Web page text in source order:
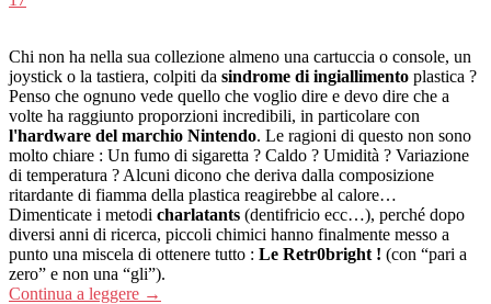
Chi non ha nella sua collezione almeno una cartuccia o console, un
joystick o la tastiera, colpiti da sindrome di ingiallimento plastica ?
Penso che ognuno vede quello che voglio dire e devo dire che a
volte ha raggiunto proporzioni incredibili, in particolare con
l'hardware del marchio Nintendo. Le ragioni di questo non sono
molto chiare : Un fumo di sigaretta ? Caldo ? Umidità ? Variazione
di temperatura ? Alcuni dicono che deriva dalla composizione
ritardante di fiamma della plastica reagirebbe al calore…
Dimenticate i metodi charlatants (dentifricio ecc…), perché dopo
diversi anni di ricerca, piccoli chimici hanno finalmente messo a
punto una miscela di ottenere tutto : Le Retr0bright ! (con “pari a
zero” e non una “gli”).
Continua a leggere →